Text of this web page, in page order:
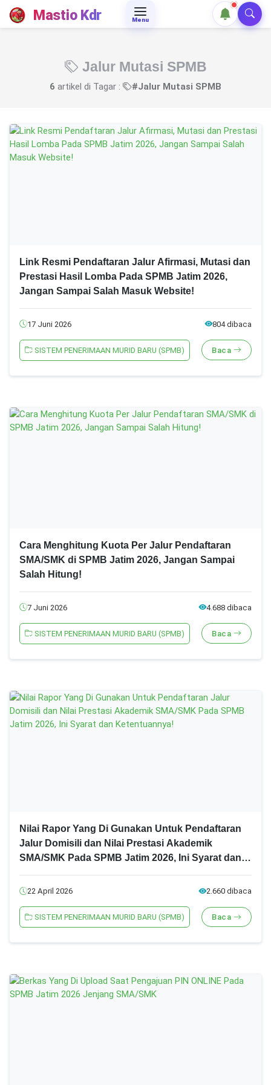
Mastio Kdr Menu
Jalur Mutasi SPMB
6 artikel di Tagar : #Jalur Mutasi SPMB
Link Resmi Pendaftaran Jalur Afirmasi, Mutasi dan
Prestasi Hasil Lomba Pada SPMB Jatim 2026,
Jangan Sampai Salah Masuk Website!
17 Juni 2026 804 dibaca
SISTEM PENERIMAAN MURID BARU (SPMB) Baca
Cara Menghitung Kuota Per Jalur Pendaftaran
SMA/SMK di SPMB Jatim 2026, Jangan Sampai
Salah Hitung!
7 Juni 2026 4.688 dibaca
SISTEM PENERIMAAN MURID BARU (SPMB) Baca
Nilai Rapor Yang Di Gunakan Untuk Pendaftaran
Jalur Domisili dan Nilai Prestasi Akademik
SMA/SMK Pada SPMB Jatim 2026, Ini Syarat dan
22 April 2026 2.660 dibaca
SISTEM PENERIMAAN MURID BARU (SPMB) Baca